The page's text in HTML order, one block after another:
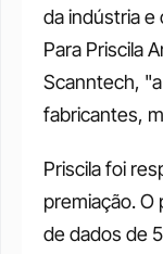
da indústria e
Para Priscila
Scanntech,
fabricantes,
Priscila foi
premiação. O
de dados de